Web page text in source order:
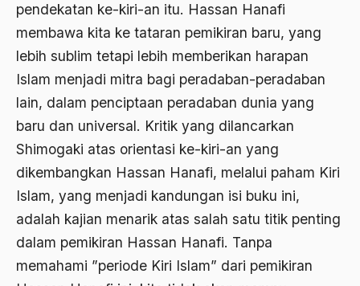
pendekatan ke-kiri-an itu. Hassan Hanafi
membawa kita ke tataran pemikiran baru, yang
lebih sublim tetapi lebih memberikan harapan
Islam menjadi mitra bagi peradaban-peradaban
lain, dalam penciptaan peradaban dunia yang
baru dan universal. Kritik yang dilancarkan
Shimogaki atas orientasi ke-kiri-an yang
dikembangkan Hassan Hanafi, melalui paham Kiri
Islam, yang menjadi kandungan isi buku ini,
adalah kajian menarik atas salah satu titik penting
dalam pemikiran Hassan Hanafi. Tanpa
memahami ”periode Kiri Islam” dari pemikiran
Bank Perkeditan rakyat
Bank Summa
bank syariah
Banser
Banten
Banyuwangi
Bapak Koperasi
Barathiya Janata Party